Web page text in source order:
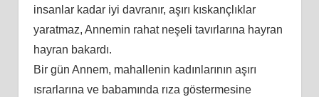
insanlar kadar iyi davranır, aşırı kıskançlıklar
yaratmaz, Annemin rahat neşeli tavırlarına hayran
hayran bakardı.
Bir gün Annem, mahallenin kadınlarının aşırı
ısrarlarına ve babamında rıza göstermesine